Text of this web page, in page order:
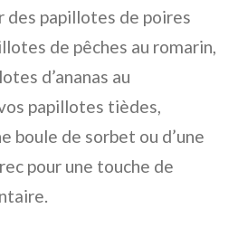
des papillotes de poires
de pêches au romarin,
d’ananas au
papillotes tièdes,
boule de sorbet ou d’une
pour une touche de